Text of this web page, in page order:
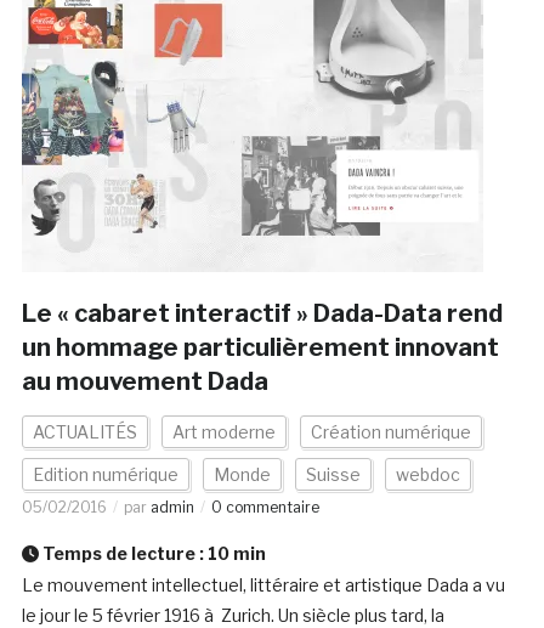
Le « cabaret interactif » Dada-Data rend
un hommage particulièrement innovant
au mouvement Dada
ACTUALITÉS Art moderne Création numérique
Edition numérique Monde Suisse webdoc
05/02/2016 par admin 0 commentaire
Temps de lecture : 10 min
Le mouvement intellectuel, littéraire et artistique Dada a vu
le jour le 5 février 1916 à Zurich. Un siècle plus tard, la